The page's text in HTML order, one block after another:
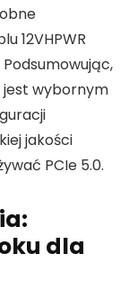
12VHPWR
jest wybornym
jakości
PCIe 5.0.
dla